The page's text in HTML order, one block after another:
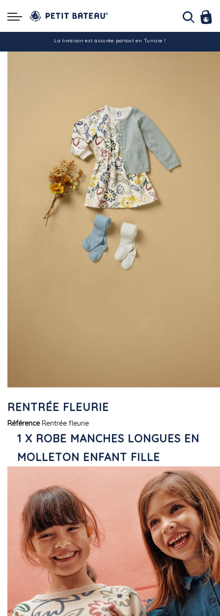
La livraison est assurée partout en Tunisie !
RENTRÉE FLEURIE
Référence Rentrée fleurie
1 X ROBE MANCHES LONGUES EN
MOLLETON ENFANT FILLE